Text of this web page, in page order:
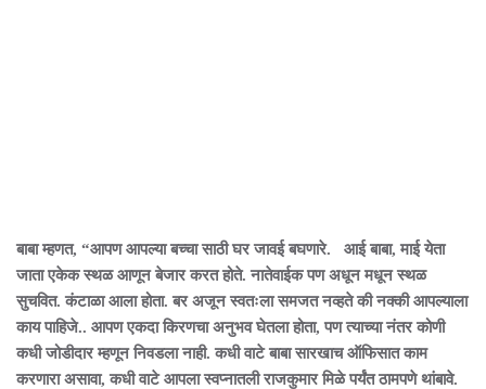
बाबा म्हणत, “आपण आपल्या बच्चा साठी घर जावई बघणारे. आई बाबा, माई येता
जाता एकेक स्थळ आणून बेजार करत होते. नातेवाईक पण अधून मधून स्थळ
सुचवित. कंटाळा आला होता. बर अजून स्वतःला समजत नव्हते की नक्की आपल्याला
काय पाहिजे.. आपण एकदा किरणचा अनुभव घेतला होता, पण त्याच्या नंतर कोणी
कधी जोडीदार म्हणून निवडला नाही. कधी वाटे बाबा सारखाच ऑफिसात काम
करणारा असावा, कधी वाटे आपला स्वप्नातली राजकुमार मिळे पर्यंत ठामपणे थांबावे.